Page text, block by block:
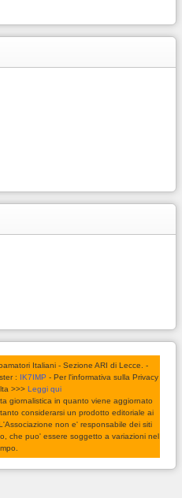
Italiani - Sezione ARI di Lecce. -
: IK7IMP - Per l'informativa sulla Privacy
>>> Leggi qui
giornalistica in quanto viene aggiornato
considerarsi un prodotto editoriale ai
non e' responsabile dei siti
che puo' essere soggetto a variazioni nel